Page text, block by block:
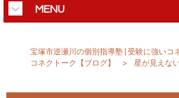
MENU
宝塚市逆瀬川の個別指導塾 | 受験に強いコ
コネクトーク【ブログ】
> 星が見えな